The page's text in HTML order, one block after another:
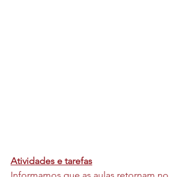
Atividades e tarefas